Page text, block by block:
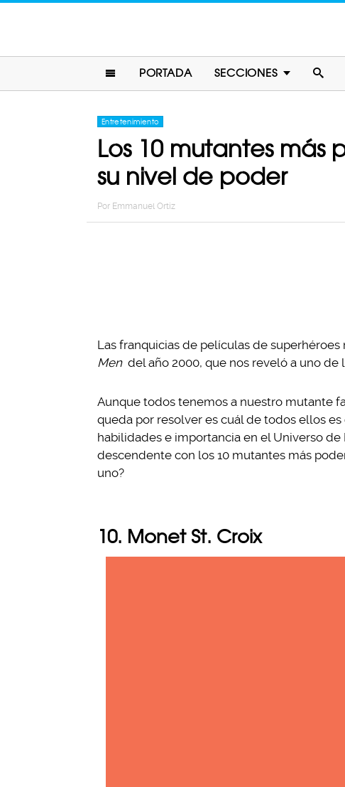
PORTADA SECCIONES
Entretenimiento
Los 10 mutantes más
su nivel de poder
Por Emmanuel Ortiz
Las franquicias de películas de
Men del año 2000, que nos reveló a uno
Aunque todos tenemos a nuestro mutante
queda por resolver es cuál de todos ellos
habilidades e importancia en el Universo
descendente con los 10 mutantes más
uno?
10. Monet St. Croix